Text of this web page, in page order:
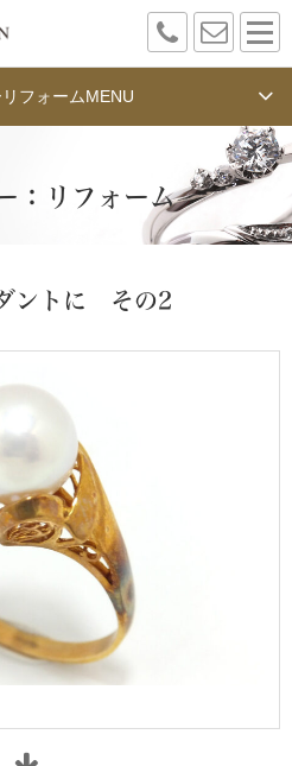
フォームMENU
：リフォーム
ントに その2